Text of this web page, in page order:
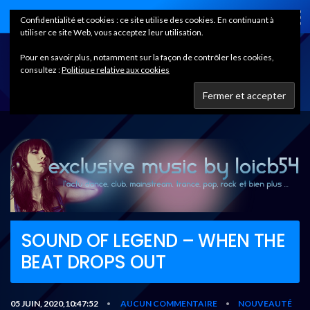
Home
SOUND OF LEGEND – WHEN THE
BEAT DROPS OUT
05 JUIN, 2020,10:47:52 • AUCUN COMMENTAIRE •
NOUVEAUTÉ
Confidentialité et cookies : ce site utilise des cookies. En continuant à
utiliser ce site Web, vous acceptez leur utilisation.
Pour en savoir plus, notamment sur la façon de contrôler les cookies,
consultez :Politique relative aux cookies